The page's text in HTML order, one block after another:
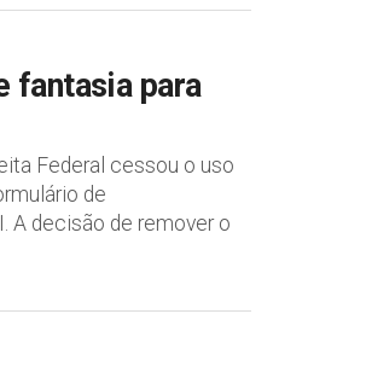
fantasia para
Federal cessou o uso
de
A decisão de remover o